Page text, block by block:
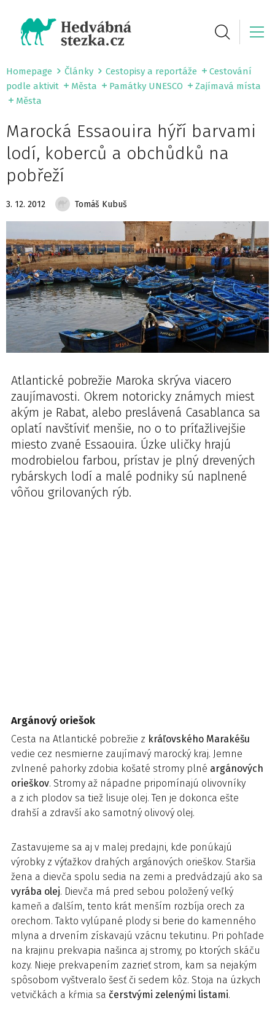
Homepage Články Cestopisy a reportáže
Cestování
podle aktivit
Města Památky UNESCO
Zajímavá místa
Města
Marocká Essaouira hýří barvami
lodí, koberců a obchůdků na
pobřeží
3. 12. 2012 Tomáš Kubuš
Atlantické pobrežie Maroka skrýva viacero
zaujímavosti. Okrem notoricky známych miest
akým je Rabat, alebo preslávená Casablanca sa
oplatí navštíviť menšie, no o to príťažlivejšie
miesto zvané Essaouira. Úzke uličky hrajú
modrobielou farbou, prístav je plný drevených
rybárskych lodí a malé podniky sú naplnené
vôňou grilovaných rýb.
Argánový oriešok
Cesta na Atlantické pobrežie z kráľovského Marakéšu
vedie cez nesmierne zaujímavý marocký kraj. Jemne
zvlnené pahorky zdobia košaté stromy plné argánových
orieškov. Stromy až nápadne pripomínajú olivovníky
a z ich plodov sa tiež lisuje olej. Ten je dokonca ešte
drahší a zdravší ako samotný olivový olej.
Zastavujeme sa aj v malej predajni, kde ponúkajú
výrobky z výťažkov drahých argánových orieškov. Staršia
žena a dievča spolu sedia na zemi a predvádzajú ako sa
vyrába olej. Dievča má pred sebou položený veľký
kameň a ďalším, tento krát menším rozbíja orech za
orechom. Takto vylúpané plody si berie do kamenného
mlyna a drvením získavajú vzácnu tekutinu. Pri pohľade
na krajinu prekvapia našinca aj stromy, po ktorých skáču
kozy. Nieje prekvapením zazrieť strom, kam sa nejakým
spôsobom vyštveralo šesť či sedem kôz. Stoja na úzkych
vetvičkách a kŕmia sa čerstvými zelenými listami.